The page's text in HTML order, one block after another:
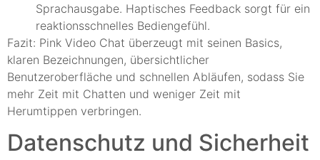
Sprachausgabe. Haptisches Feedback sorgt für ein
reaktionsschnelles Bediengefühl.
Fazit: Pink Video Chat überzeugt mit seinen Basics,
klaren Bezeichnungen, übersichtlicher
Benutzeroberfläche und schnellen Abläufen, sodass Sie
mehr Zeit mit Chatten und weniger Zeit mit
Herumtippen verbringen.
Datenschutz und Sicherheit